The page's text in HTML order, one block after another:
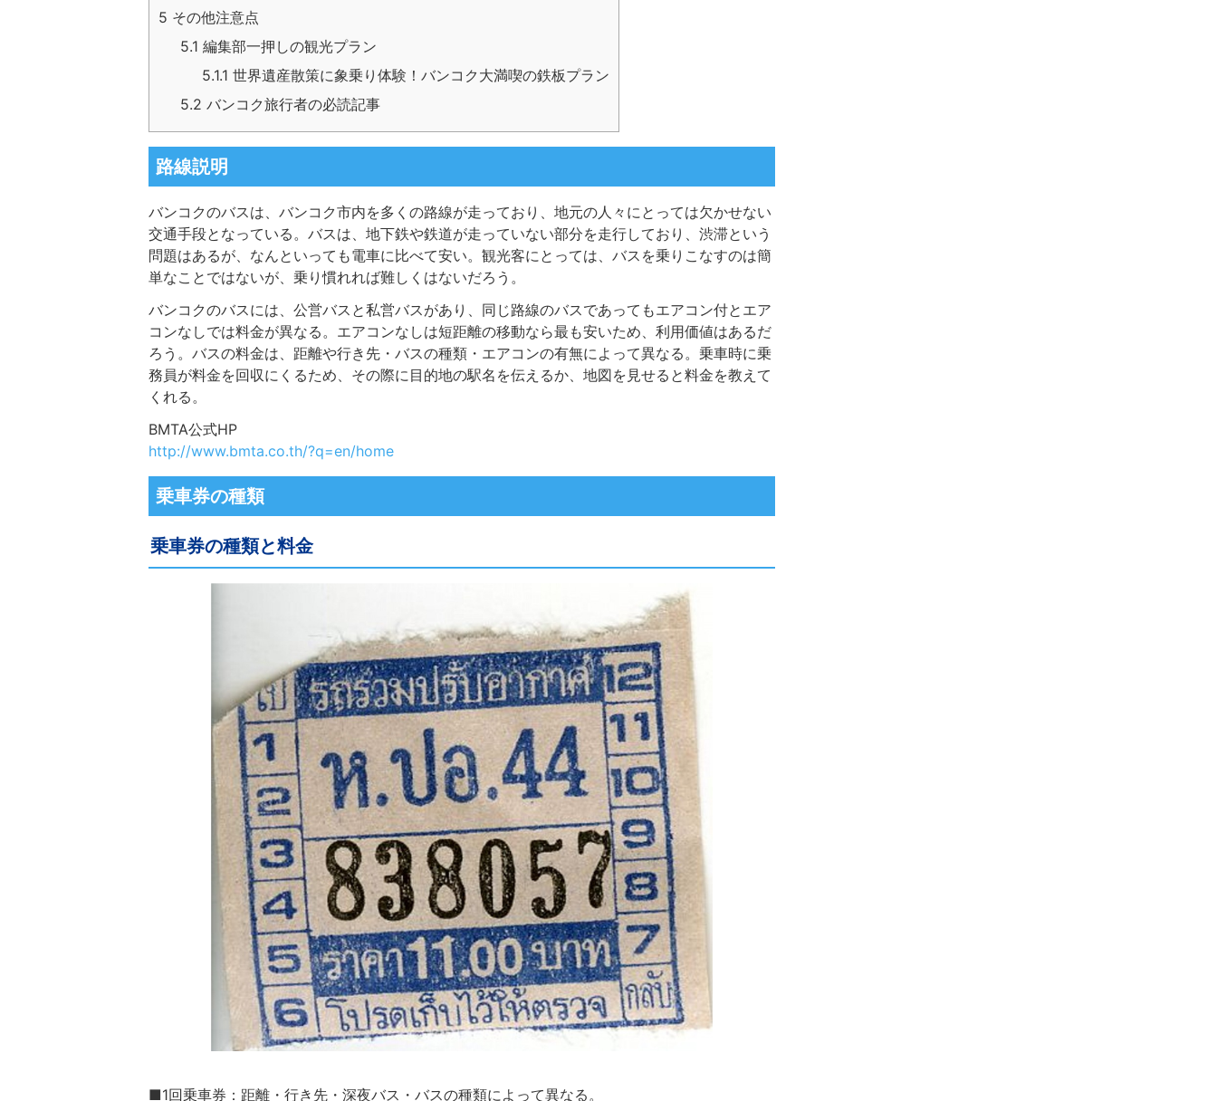
5 その他注意点
5.1 編集部一押しの観光プラン
5.1.1 世界遺産散策に象乗り体験！バンコク大満喫の鉄板プラン
5.2 バンコク旅行者の必読記事
路線説明
バンコクのバスは、バンコク市内を多くの路線が走っており、地元の人々にとっては欠かせない
交通手段となっている。バスは、地下鉄や鉄道が走っていない部分を走行しており、渋滞という
問題はあるが、なんといっても電車に比べて安い。観光客にとっては、バスを乗りこなすのは簡
単なことではないが、乗り慣れれば難しくはないだろう。
バンコクのバスには、公営バスと私営バスがあり、同じ路線のバスであってもエアコン付とエア
コンなしでは料金が異なる。エアコンなしは短距離の移動なら最も安いため、利用価値はあるだ
ろう。バスの料金は、距離や行き先・バスの種類・エアコンの有無によって異なる。乗車時に乗
務員が料金を回収にくるため、その際に目的地の駅名を伝えるか、地図を見せると料金を教えて
くれる。
BMTA公式HP
http://www.bmta.co.th/?q=en/home
乗車券の種類
乗車券の種類と料金
■1回乗車券：距離・行き先・深夜バス・バスの種類によって異なる。